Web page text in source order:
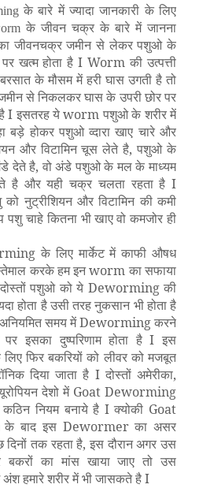
के बारे में ज्यादा जानकारी के लिए
के जीवन चक्र के बारे में जानना
जीवनचक्र जमीन से लेकर पशुओ के
खत्म होता है I Worm की उत्पत्ती
के मौसम में हरी घास उगती है तो
से निकलकर घास के उपरी छोर पर
I इसतरह ये worm पशुओ के शरीर में
होकर पशुओ व्दारा खाए चारे और
और विटामिन चूस लेते है, पशुओ के
देते है, वो अंडे पशुओ के मल के माध्यम
है और यही चक्र चलता रहता है I
नुट्रीशियन और विटामिन की कमी
पशु चाहे कितना भी खाए वो कमजोर ही
के लिए मार्केट में काफी औषध
करके हम इन worm का सफाया
पशुओ को ये Deworming की
होता है उसी तरह नुकसान भी होता है
अनियमित समय में Deworming करने
इसका दुष्परिणाम होता है I इस
लिए फिर बकरियों को लीवर को मजबूत
दिया जाता है I दोस्तों अमेरीका,
देशो में Goat Deworming
नियम बनाये है I क्योकी Goat
बाद इस Dewormer का असर
तक रहता है, इस दौरान अगर उस
बकरों का मांस खाया जाए तो उस
हमारे शरीर में भी जासकते है I